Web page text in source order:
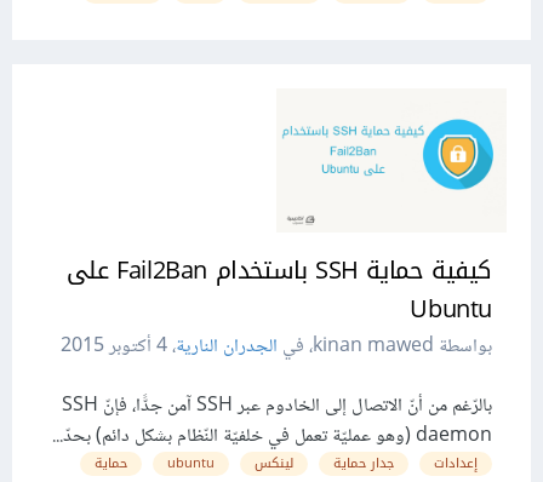
كيفية حماية SSH باستخدام Fail2Ban على
Ubuntu
بواسطة kinan mawed، في الجدران النارية،4 أكتوبر 2015
بالرّغم من أنّ الاتصال إلى الخادوم عبر SSH آمن جدًّا، فإنّ SSH
daemon (وهو عمليّة تعمل في خلفيّة النّظام بشكل دائم) بحدّ...
إعدادات جدار حماية لينكس ubuntu
حماية